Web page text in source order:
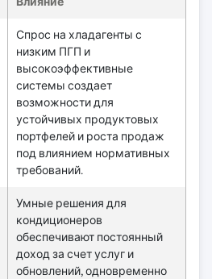
Спрос на хладагенты с
низким ПГП и
высокоэффективные
системы создает
возможности для
устойчивых продуктовых
портфелей и роста продаж
под влиянием нормативных
требований.
Умные решения для
кондиционеров
обеспечивают постоянный
доход за счет услуг и
обновлений, одновременно